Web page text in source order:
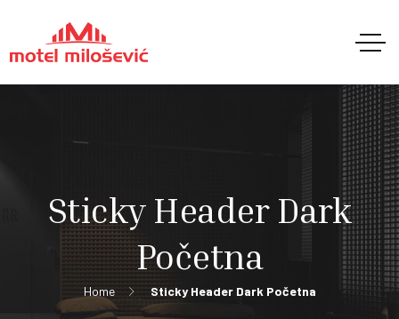
Sticky Header Dark
Početna
Home Sticky Header Dark Početna